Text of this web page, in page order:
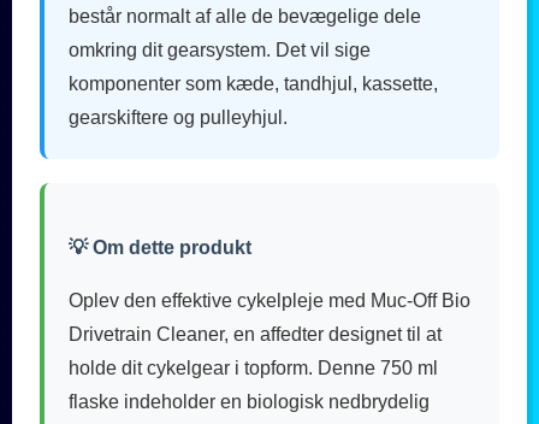
består normalt af alle de bevægelige dele
omkring dit gearsystem. Det vil sige
komponenter som kæde, tandhjul, kassette,
gearskiftere og pulleyhjul.
💡 Om dette produkt
Oplev den effektive cykelpleje med Muc-Off Bio
Drivetrain Cleaner, en affedter designet til at
holde dit cykelgear i topform. Denne 750 ml
flaske indeholder en biologisk nedbrydelig